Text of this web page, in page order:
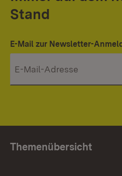
Stand
E-Mail zur Newsletter-
Themenübersicht